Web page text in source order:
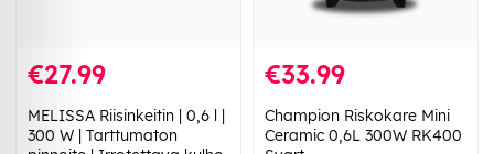
€27.99
MELISSA Riisinkeitin | 0,6 l |
300 W | Tarttumaton
€33.99
Champion Riskokare Mini
Ceramic 0,6L 300W RK400